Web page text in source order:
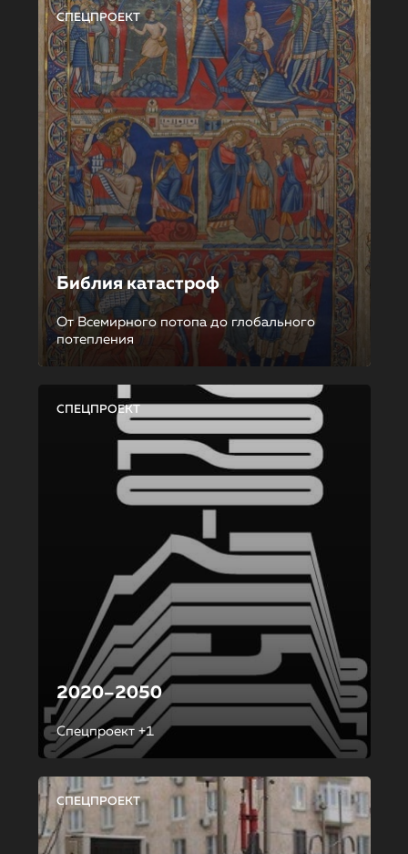
СПЕЦПРОЕКТ
Библия катастроф
От Всемирного потопа до глобального
потепления
СПЕЦПРОЕКТ
2020–2050
Спецпроект +1
СПЕЦПРОЕКТ